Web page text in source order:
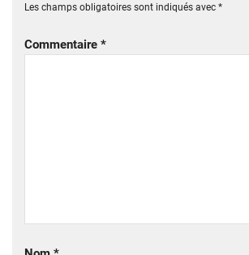
Les champs obligatoires sont indiqués avec *
Commentaire *